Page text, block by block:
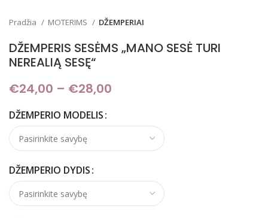
Pradžia MOTERIMS DŽEMPERIAI
DŽEMPERIS SESĖMS „MANO SESĖ TURI
NEREALIĄ SESĘ“
€24,00 – €28,00
DŽEMPERIO MODELIS
DŽEMPERIO DYDIS